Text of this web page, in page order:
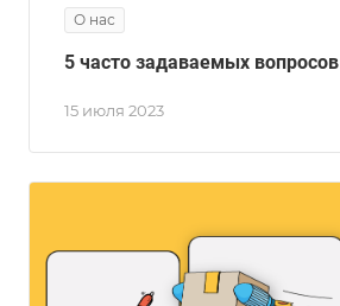
О нас
15 июля 2023
5 часто задаваемых вопросов